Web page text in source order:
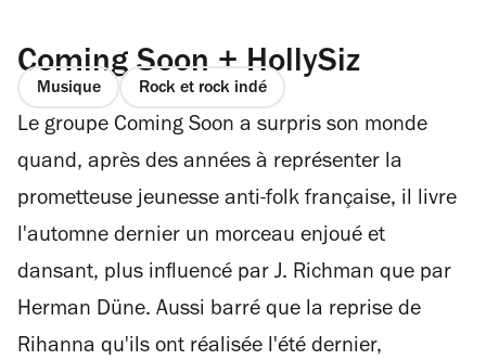
Coming Soon + HollySiz
Musique Rock et rock indé
Le groupe Coming Soon a surpris son monde
quand, après des années à représenter la
prometteuse jeunesse anti-folk française, il livre
l'automne dernier un morceau enjoué et
dansant, plus influencé par J. Richman que par
Herman Düne. Aussi barré que la reprise de
Rihanna qu'ils ont réalisée l'été dernier,